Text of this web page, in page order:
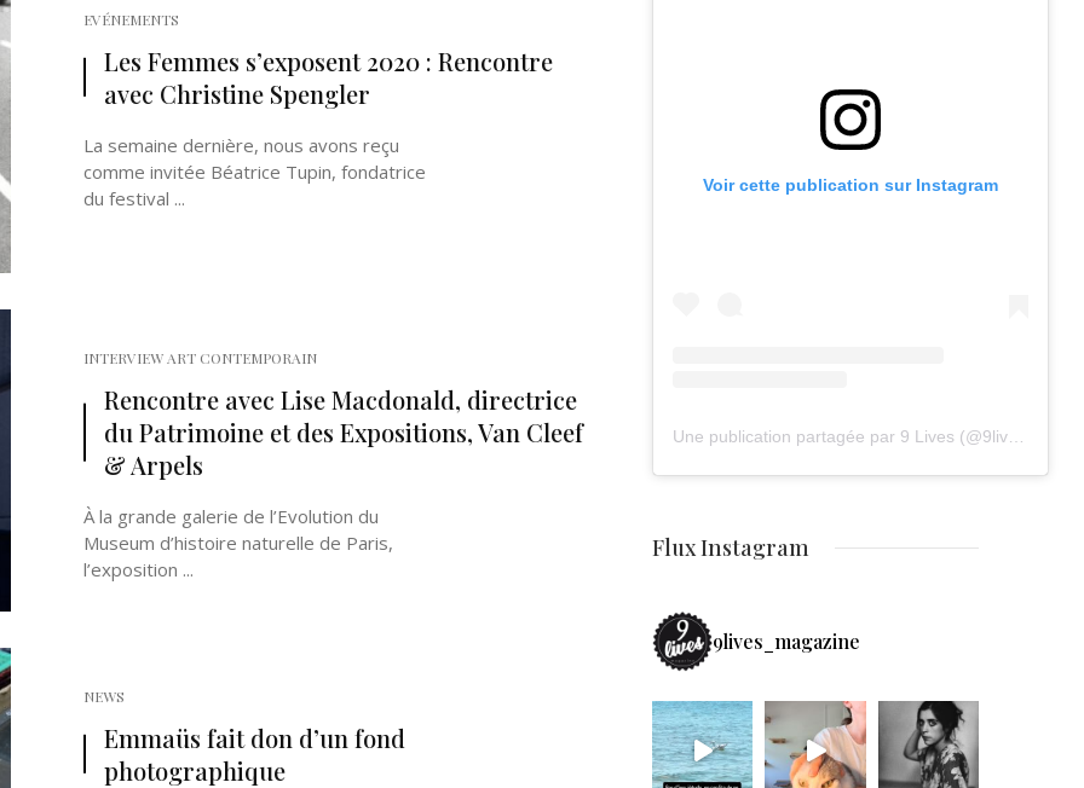
EVÉNEMENTS
Les Femmes s’exposent 2020 : Rencontre
avec Christine Spengler
La semaine dernière, nous avons reçu
comme invitée Béatrice Tupin, fondatrice
du festival ...
INTERVIEW ART CONTEMPORAIN
Rencontre avec Lise Macdonald, directrice
du Patrimoine et des Expositions, Van Cleef
& Arpels
À la grande galerie de l’Evolution du
Museum d’histoire naturelle de Paris,
l’exposition ...
NEWS
Emmaüs fait don d’un fond
photographique
Voir cette publication sur Instagram
Flux Instagram
9lives_magazine